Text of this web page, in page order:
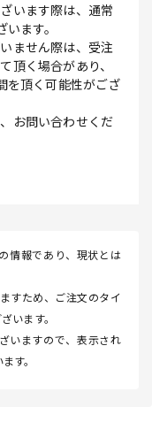
います際は、通常
ます。
ません際は、受注
頂く場合があり、
を頂く可能性がござ
お問い合わせくだ
情報であり、現状とは
すため、ご注文のタイ
います。
いますので、表示され
す。